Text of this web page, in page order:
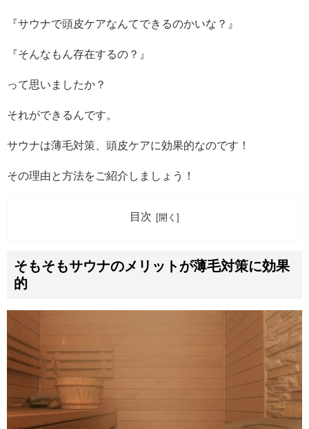
『サウナで頭皮ケアなんてできるのかいな？』
『そんなもん存在するの？』
って思いましたか？
それができるんです。
サウナは薄毛対策、頭皮ケアに効果的なのです！
その理由と方法をご紹介しましょう！
目次
そもそもサウナのメリットが薄毛対策に効果
的